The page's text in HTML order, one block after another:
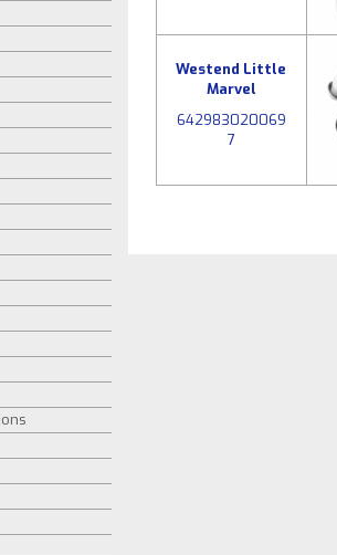
Westend Little
Marvel
642983020069
7